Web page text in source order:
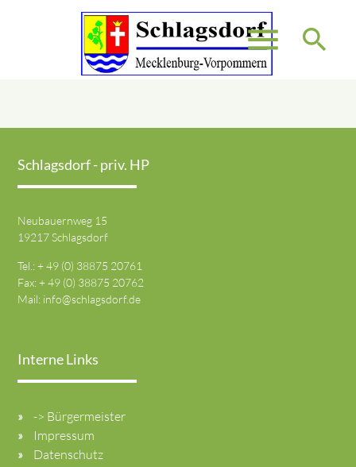
menu search
Schlagsdorf - priv. HP
Neubauernweg 15
19217 Schlagsdorf
Tel.: + 49 (0) 38875 20761
Fax: + 49 (0) 38875 20762
Mail: info@schlagsdorf.de
Interne Links
-> Bürgermeister
Impressum
Datenschutz